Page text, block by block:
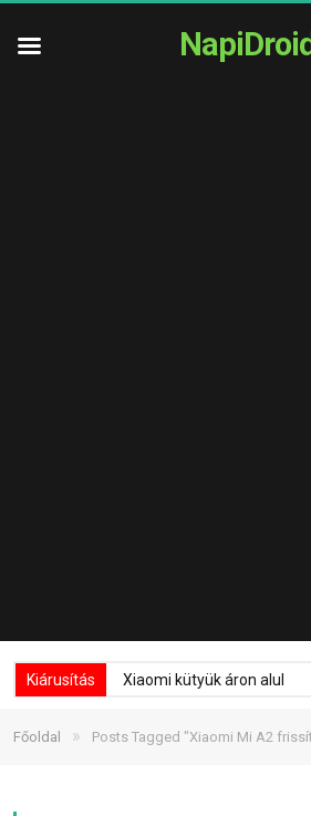
NapiDroid
Kiárusítás Xiaomi kütyük áron alul
Főoldal » Posts Tagged "Xiaomi Mi A2